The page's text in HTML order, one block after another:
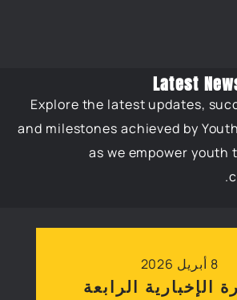
Latest
Explore the latest updates,
and milestones achieved by
as we empower youth
8 أبريل 2026
الإخبارية الرابعة